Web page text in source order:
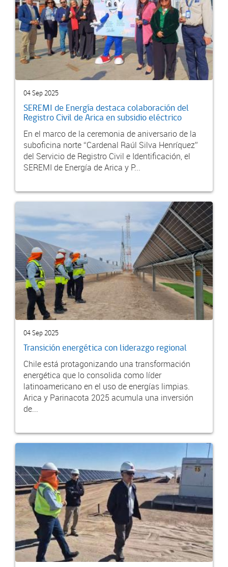
04 Sep 2025
SEREMI de Energía destaca colaboración del
Registro Civil de Arica en subsidio eléctrico
En el marco de la ceremonia de aniversario de la
suboficina norte “Cardenal Raúl Silva Henríquez”
del Servicio de Registro Civil e Identificación, el
SEREMI de Energía de Arica y P...
04 Sep 2025
Transición energética con liderazgo regional
Chile está protagonizando una transformación
energética que lo consolida como líder
latinoamericano en el uso de energías limpias.
Arica y Parinacota 2025 acumula una inversión
de...